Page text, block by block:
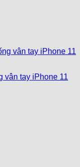
vân tay iPhone 11